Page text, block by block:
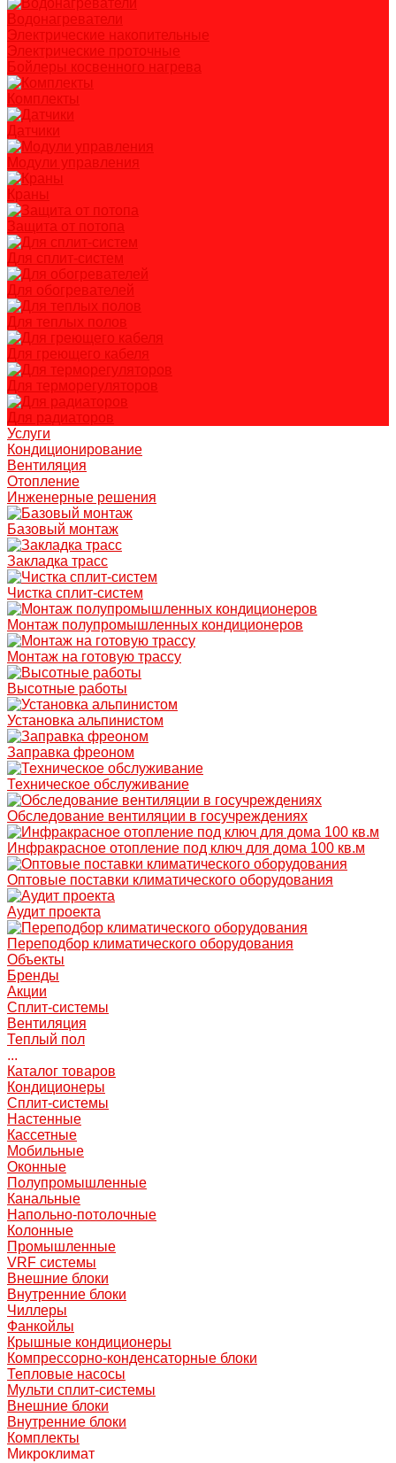
Водонагреватели
Электрические накопительные
Электрические проточные
Бойлеры косвенного нагрева
Комплекты
Датчики
Модули управления
Краны
Защита от потопа
Для сплит-систем
Для обогревателей
Для теплых полов
Для греющего кабеля
Для терморегуляторов
Для радиаторов
Услуги
Кондиционирование
Вентиляция
Отопление
Инженерные решения
Базовый монтаж
Закладка трасс
Чистка сплит-систем
Монтаж полупромышленных кондиционеров
Монтаж на готовую трассу
Высотные работы
Установка альпинистом
Заправка фреоном
Техническое обслуживание
Обследование вентиляции в госучреждениях
Инфракрасное отопление под ключ для дома 100 кв.м
Оптовые поставки климатического оборудования
Аудит проекта
Переподбор климатического оборудования
Объекты
Бренды
Акции
Сплит-системы
Вентиляция
Теплый пол
...
Каталог товаров
Кондиционеры
Сплит-системы
Настенные
Кассетные
Мобильные
Оконные
Полупромышленные
Канальные
Напольно-потолочные
Колонные
Промышленные
VRF системы
Внешние блоки
Внутренние блоки
Чиллеры
Фанкойлы
Крышные кондиционеры
Компрессорно-конденсаторные блоки
Тепловые насосы
Мульти сплит-системы
Внешние блоки
Внутренние блоки
Комплекты
Микроклимат